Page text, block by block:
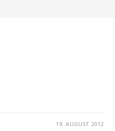
19. AUGUST 2012